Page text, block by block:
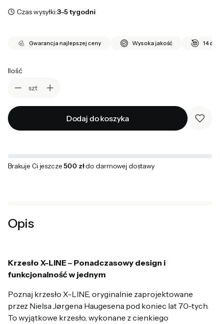
Czas wysyłki:3-5 tygodni
Gwarancja najlepszej ceny Wysoka jakość 14 dni
Ilość
szt
Dodaj do koszyka
Brakuje Ci jeszcze 500 złdo darmowej dostawy
Opis
Krzesło X-LINE – Ponadczasowy design i
funkcjonalność w jednym
Poznaj krzesło X-LINE, oryginalnie zaprojektowane
przez Nielsa Jørgena Haugesena pod koniec lat 70-tych.
To wyjątkowe krzesło, wykonane z cienkiego